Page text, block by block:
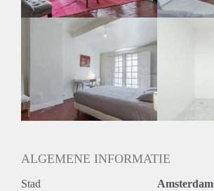
ALGEMENE INFORMATIE
Stad Amsterdam